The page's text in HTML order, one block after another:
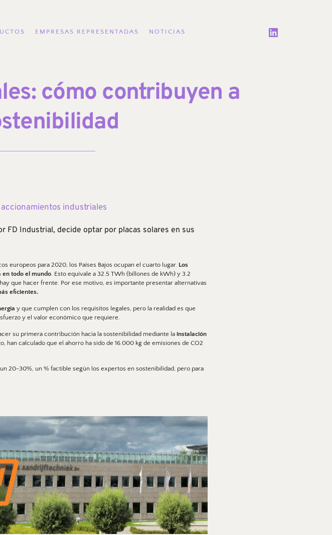
EMPRESAS REPRESENTADAS NOTICIAS
cómo contribuyen a
industriales
FD Industrial, decide optar por placas solares en sus
europeos para 2020, los Países Bajos ocupan el cuarto lugar. Los
en todo el mundo. Esto equivale a 32.5 TWh (billones de kWh) y 3.2
que hacer frente. Por ese motivo, es importante presentar alternativas
eficientes.
y que cumplen con los requisitos legales, pero la realidad es que
y el valor económico que requiere.
su primera contribución hacia la sostenibilidad mediante la instalación
han calculado que el ahorro ha sido de 16.000 kg de emisiones de CO2
20-30%, un % factible según los expertos en sostenibilidad, pero para